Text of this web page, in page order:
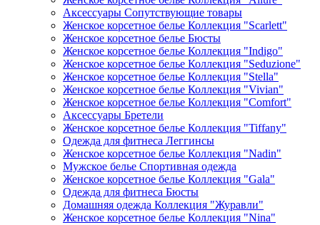
Аксессуары Сопутствующие товары
Женское корсетное белье Коллекция "Scarlett"
Женское корсетное белье Бюсты
Женское корсетное белье Коллекция "Indigo"
Женское корсетное белье Коллекция "Seduzione"
Женское корсетное белье Коллекция "Stella"
Женское корсетное белье Коллекция "Vivian"
Женское корсетное белье Коллекция "Comfort"
Аксессуары Бретели
Женское корсетное белье Коллекция "Tiffany"
Одежда для фитнеса Леггинсы
Женское корсетное белье Коллекция "Nadin"
Мужское белье Спортивная одежда
Женское корсетное белье Коллекция "Gala"
Одежда для фитнеса Бюсты
Домашняя одежда Коллекция "Журавли"
Женское корсетное белье Коллекция "Nina"